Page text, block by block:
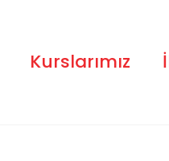
Kurslarımız